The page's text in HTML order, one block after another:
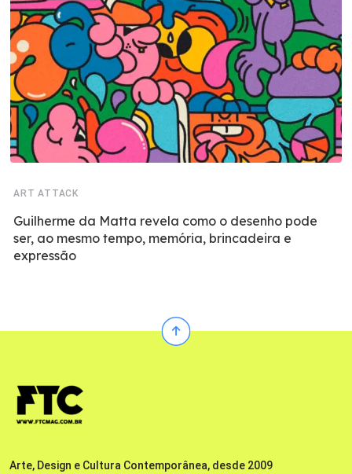
ART ATTACK
Guilherme da Matta revela como o desenho pode
ser, ao mesmo tempo, memória, brincadeira e
expressão
Arte, Design e Cultura Contemporânea, desde 2009